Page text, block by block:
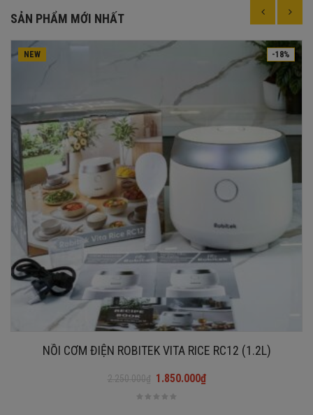
SẢN PHẨM MỚI NHẤT
-18%
NEW
NỒI CƠM ĐIỆN ROBITEK VITA RICE RC12 (1.2L)
2.250.000₫ 1.850.000₫